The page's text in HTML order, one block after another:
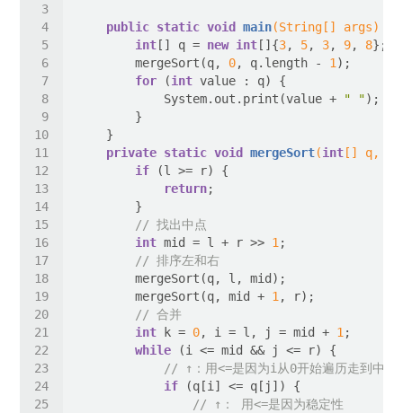
public static void main(String[] args)
int [] q = new int []{3, 5, 3, 9, 8
        mergeSort(q,
0, q.length - 1
for (int
            System.out.print(value +
" "
private static void mergeSort(int [] q,
if
return
// 找出中点
int mid = l + r >> 1
// 排序左和右
        mergeSort(q, mid +
1
// 合并
int k = 0, i = l, j = mid + 1
while
// ↑：用<=是因为i从0开始遍历走到中点
if
// ↑： 用<=是因为稳定性